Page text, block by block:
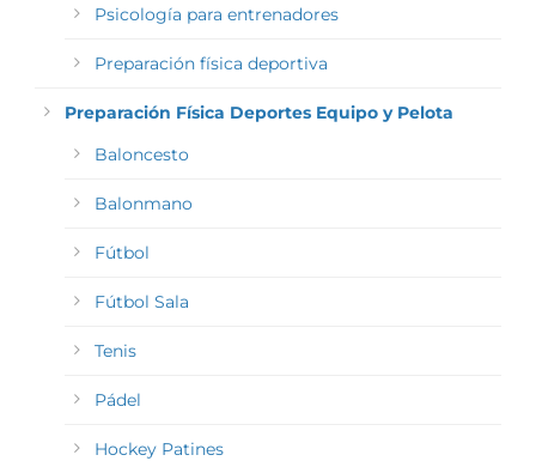
Psicología para entrenadores
Preparación física deportiva
Preparación Física Deportes Equipo y Pelota
Baloncesto
Balonmano
Fútbol
Fútbol Sala
Tenis
Pádel
Hockey Patines